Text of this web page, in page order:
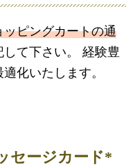
ッピングカートの通
て下さい。 経験豊
化いたします。
セージカード*